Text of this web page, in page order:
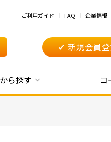
ご利用ガイド FAQ 企業情報
✔ 新規会員
ら探す コ